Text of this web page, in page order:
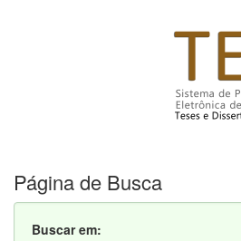
Página de Busca
Buscar em: